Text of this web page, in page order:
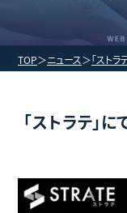
TOP ニュース 「スト
「ストラテ」